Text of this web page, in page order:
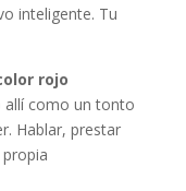
inteligente. Tu
rojo
allí como un tonto
Hablar, prestar